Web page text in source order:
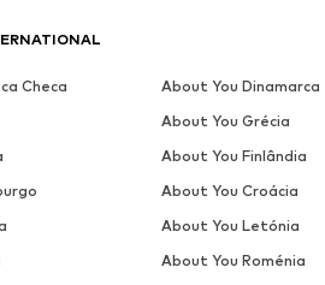
Checa About You Dinamarca
About You Grécia
About You Finlândia
About You Croácia
About You Letónia
About You Roménia